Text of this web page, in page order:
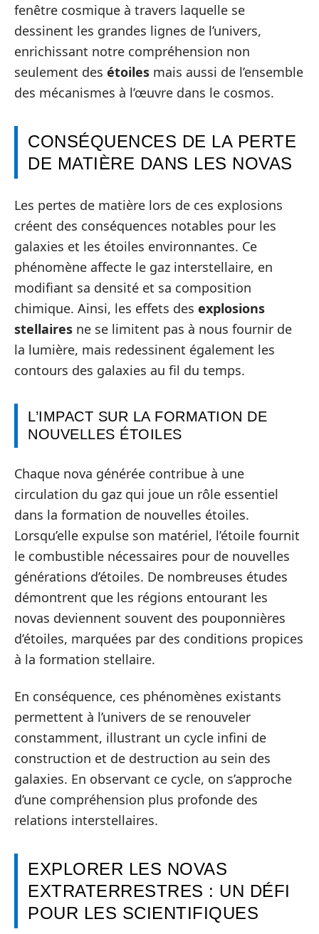
fenêtre cosmique à travers laquelle se
dessinent les grandes lignes de l’univers,
enrichissant notre compréhension non
seulement des étoiles mais aussi de l’ensemble
des mécanismes à l’œuvre dans le cosmos.
CONSÉQUENCES DE LA PERTE
DE MATIÈRE DANS LES NOVAS
Les pertes de matière lors de ces explosions
créent des conséquences notables pour les
galaxies et les étoiles environnantes. Ce
phénomène affecte le gaz interstellaire, en
modifiant sa densité et sa composition
chimique. Ainsi, les effets des explosions
stellaires ne se limitent pas à nous fournir de
la lumière, mais redessinent également les
contours des galaxies au fil du temps.
L’IMPACT SUR LA FORMATION DE
NOUVELLES ÉTOILES
Chaque nova générée contribue à une
circulation du gaz qui joue un rôle essentiel
dans la formation de nouvelles étoiles.
Lorsqu’elle expulse son matériel, l’étoile fournit
le combustible nécessaires pour de nouvelles
générations d’étoiles. De nombreuses études
démontrent que les régions entourant les
novas deviennent souvent des pouponnières
d’étoiles, marquées par des conditions propices
à la formation stellaire.
En conséquence, ces phénomènes existants
permettent à l’univers de se renouveler
constamment, illustrant un cycle infini de
construction et de destruction au sein des
galaxies. En observant ce cycle, on s’approche
d’une compréhension plus profonde des
relations interstellaires.
EXPLORER LES NOVAS
EXTRATERRESTRES : UN DÉFI
POUR LES SCIENTIFIQUES